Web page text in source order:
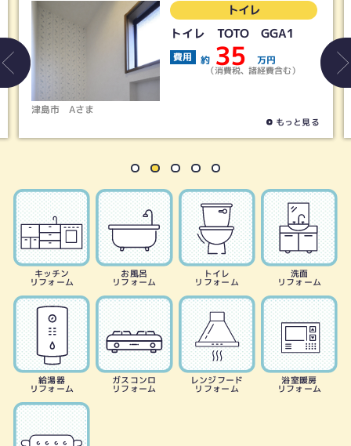
津島市 Aさま
トイレ
トイレ TOTO GGA1
費用 約 35 万円
（消費税、諸経費含む）
もっと見る
キッチン
リフォーム
お風呂
リフォーム
トイレ
リフォーム
洗面
リフォーム
給湯器
リフォーム
ガスコンロ
リフォーム
レンジフード
リフォーム
浴室暖房
リフォーム